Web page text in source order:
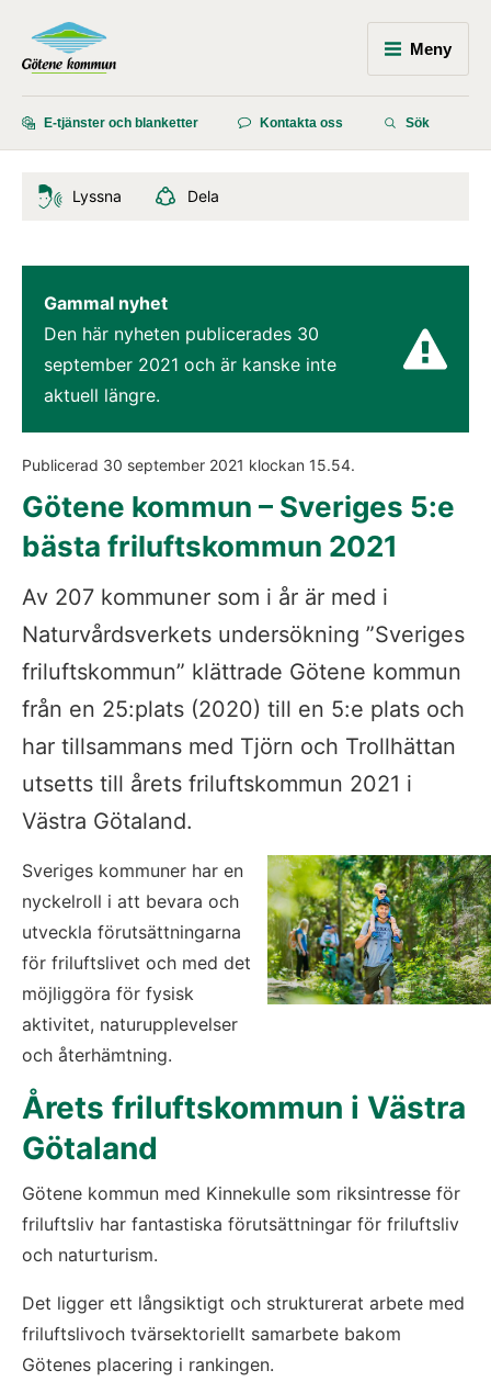
Meny
E-tjänster och blanketter Kontakta oss Sök
Lyssna Dela
Gammal nyhet
Den här nyheten publicerades 30
september 2021 och är kanske inte
aktuell längre.
Publicerad 30 september 2021 klockan 15.54.
Götene kommun – Sveriges 5:e
bästa friluftskommun 2021
Av 207 kommuner som i år är med i
Naturvårdsverkets undersökning ”Sveriges
friluftskommun” klättrade Götene kommun
från en 25:plats (2020) till en 5:e plats och
har tillsammans med Tjörn och Trollhättan
utsetts till årets friluftskommun 2021 i
Västra Götaland.
Sveriges kommuner har en
nyckelroll i att bevara och
utveckla förutsättningarna
för friluftslivet och med det
möjliggöra för fysisk
aktivitet, naturupplevelser
och återhämtning.
Årets friluftskommun i Västra
Götaland
Götene kommun med Kinnekulle som riksintresse för
friluftsliv har fantastiska förutsättningar för friluftsliv
och naturturism.
Det ligger ett långsiktigt och strukturerat arbete med
friluftslivoch tvärsektoriellt samarbete bakom
Götenes placering i rankingen.